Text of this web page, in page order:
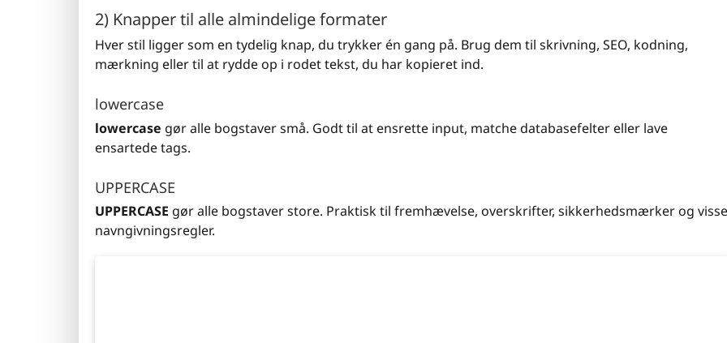
2) Knapper til alle almindelige formater
Hver stil ligger som en tydelig knap, du trykker én gang på. Brug dem til skrivning, SEO, kodning,
mærkning eller til at rydde op i rodet tekst, du har kopieret ind.
lowercase
lowercase gør alle bogstaver små. Godt til at ensrette input, matche databasefelter eller lave
ensartede tags.
UPPERCASE
UPPERCASE gør alle bogstaver store. Praktisk til fremhævelse, overskrifter, sikkerhedsmærker og visse
navngivningsregler.